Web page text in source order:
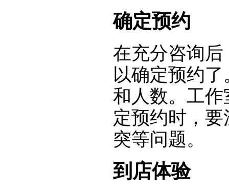
确定预约
在充分咨询
以确定预约
和人数。工
定预约时，
突等问题。
到店体验